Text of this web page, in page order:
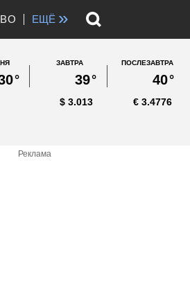
ЕЩЁ »
°
ЗАВТРА
39°
ПОСЛЕЗАВТРА
40°
3.013
$ 3.4776
€
Реклама